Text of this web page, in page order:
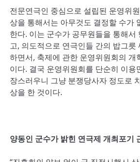
전문연극인 중심으로 설립된 운영위
상을 통해서는 아무것도 결정할 수가
한다. 이는 군수가 공무원들을 통해서
고, 의도적으로 연극인들 간의 밥그릇
하면서, 축제에 관한 운영위원회의 개
이다. 결국 운영위원회를 단순히 이용
장스러우니 그냥 분쟁당사자 정도로
상을 한 것이다.
양동인 군수가 밝힌 연극제 개최포기